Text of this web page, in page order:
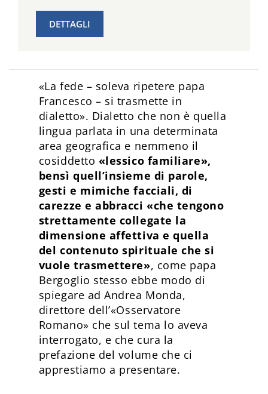
DETTAGLI
«La fede – soleva ripetere papa
Francesco – si trasmette in
dialetto». Dialetto che non è quella
lingua parlata in una determinata
area geografica e nemmeno il
cosiddetto «lessico familiare»,
bensì quell’insieme di parole,
gesti e mimiche facciali, di
carezze e abbracci «che tengono
strettamente collegate la
dimensione affettiva e quella
del contenuto spirituale che si
vuole trasmettere», come papa
Bergoglio stesso ebbe modo di
spiegare ad Andrea Monda,
direttore dell’«Osservatore
Romano» che sul tema lo aveva
interrogato, e che cura la
prefazione del volume che ci
apprestiamo a presentare.